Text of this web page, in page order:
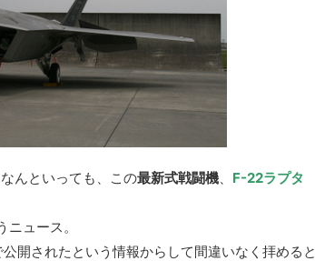
んといっても、この最新式戦闘機
F-22ラプタ
ュース。
開されたという情報からして間違いなく拝めると